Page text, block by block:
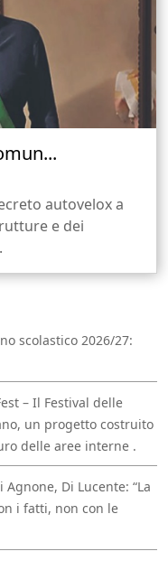
autovelox a
e dei
scolastico 2026/27:
– Il Festival delle
un progetto costruito
delle aree interne .
Di Lucente: “La
i fatti, non con le